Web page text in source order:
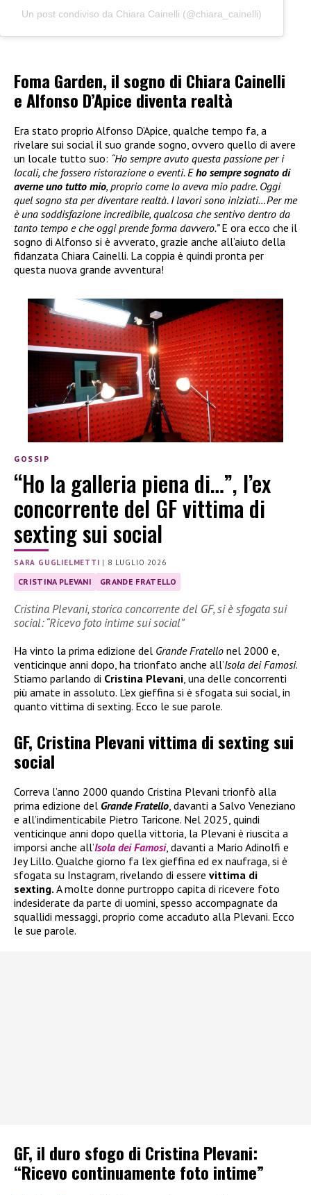
Un post condiviso da Chiara Cainelli (@chiara_cainelli)
Foma Garden, il sogno di Chiara Cainelli
e Alfonso D’Apice diventa realtà
Era stato proprio Alfonso D’Apice, qualche tempo fa, a
rivelare sui social il suo grande sogno, ovvero quello di avere
un locale tutto suo: “Ho sempre avuto questa passione per i
locali, che fossero ristorazione o eventi. Eho sempre sognato di
averne uno tutto mio, proprio come lo aveva mio padre. Oggi
quel sogno sta per diventare realtà. I lavori sono iniziati…Per me
è una soddisfazione incredibile, qualcosa che sentivo dentro da
tanto tempo e che oggi prende forma davvero.”E ora ecco che il
sogno di Alfonso si è avverato, grazie anche all’aiuto della
fidanzata Chiara Cainelli. La coppia è quindi pronta per
questa nuova grande avventura!
GOSSIP
“Ho la galleria piena di…”, l’ex
concorrente del GF vittima di
sexting sui social
SARA GUGLIELMETTI | 8 LUGLIO 2026
CRISTINA PLEVANI GRANDE FRATELLO
Cristina Plevani, storica concorrente del GF, si è sfogata sui
social: “Ricevo foto intime sui social”
Ha vinto la prima edizione del Grande Fratello nel 2000 e,
venticinque anni dopo, ha trionfato anche all’Isola dei Famosi.
Stiamo parlando di Cristina Plevani, una delle concorrenti
più amate in assoluto. L’ex gieffina si è sfogata sui social, in
quanto vittima di sexting. Ecco le sue parole.
GF, Cristina Plevani vittima di sexting sui
social
Correva l’anno 2000 quando Cristina Plevani trionfò alla
prima edizione del Grande Fratello , davanti a Salvo Veneziano
e all’indimenticabile Pietro Taricone. Nel 2025, quindi
venticinque anni dopo quella vittoria, la Plevani è riuscita a
imporsi anche all’Isola dei Famosi, davanti a Mario Adinolfi e
Jey Lillo. Qualche giorno fa l’ex gieffina ed ex naufraga, si è
sfogata su Instagram, rivelando di essere vittima di
sexting. A molte donne purtroppo capita di ricevere foto
indesiderate da parte di uomini, spesso accompagnate da
squallidi messaggi, proprio come accaduto alla Plevani. Ecco
le sue parole.
GF, il duro sfogo di Cristina Plevani:
“Ricevo continuamente foto intime”